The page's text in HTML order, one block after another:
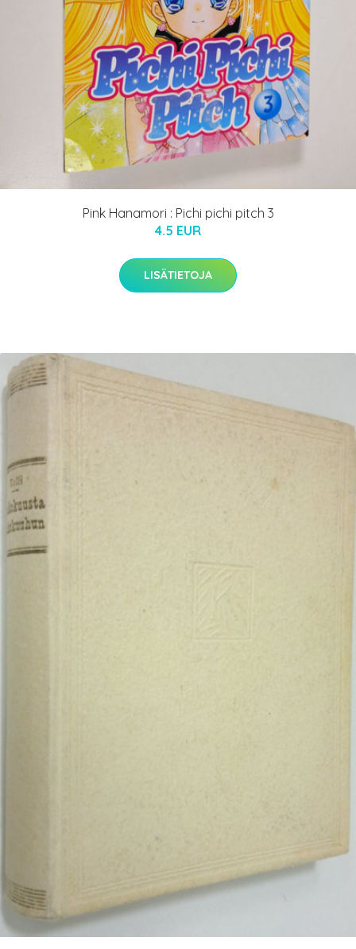
Pink Hanamori : Pichi pichi pitch 3
4.5 EUR
LISÄTIETOJA